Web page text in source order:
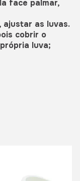
face palmar,
ajustar as luvas.
cobrir o
luva;